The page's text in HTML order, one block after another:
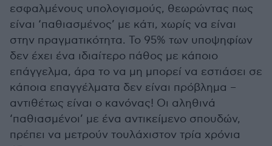
εσφαλμένους υπολογισμούς, θεωρώντας πως
είναι ‘παθιασμένος’ με κάτι, χωρίς να είναι
στην πραγματικότητα. Το 95% των υποψηφίων
δεν έχει ένα ιδιαίτερο πάθος με κάποιο
επάγγελμα, άρα το να μη μπορεί να εστιάσει σε
κάποια επαγγέλματα δεν είναι πρόβλημα –
αντιθέτως είναι ο κανόνας! Οι αληθινά
‘παθιασμένοι’ με ένα αντικείμενο σπουδών,
πρέπει να μετρούν τουλάχιστον τρία χρόνια